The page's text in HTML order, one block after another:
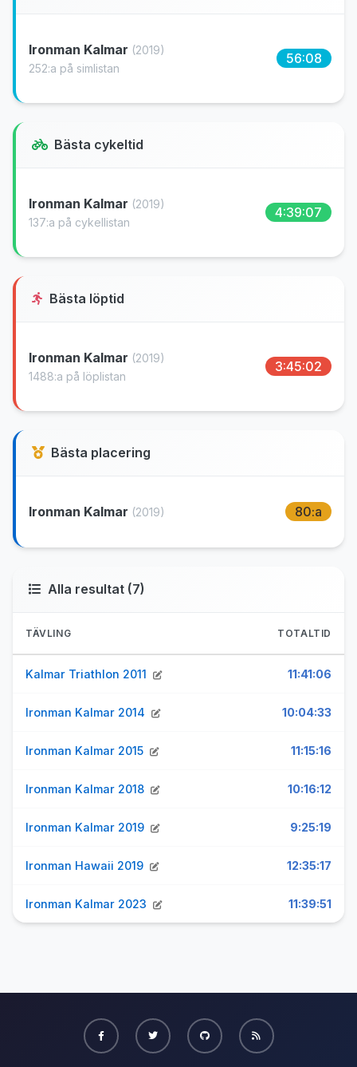
Ironman Kalmar (2019)
252:a på simlistan
56:08
Bästa cykeltid
Ironman Kalmar (2019)
137:a på cykellistan
4:39:07
Bästa löptid
Ironman Kalmar (2019)
1488:a på löplistan
3:45:02
Bästa placering
Ironman Kalmar (2019) 80:a
Alla resultat (7)
TÄVLING TOTALTID
Kalmar Triathlon 2011 11:41:06
Ironman Kalmar 2014 10:04:33
Ironman Kalmar 2015 11:15:16
Ironman Kalmar 2018 10:16:12
Ironman Kalmar 2019 9:25:19
Ironman Hawaii 2019 12:35:17
Ironman Kalmar 2023 11:39:51